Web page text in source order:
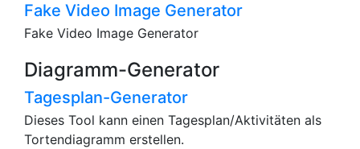
Fake Video Image Generator
Fake Video Image Generator
Diagramm-Generator
Tagesplan-Generator
Dieses Tool kann einen Tagesplan/Aktivitäten als
Tortendiagramm erstellen.